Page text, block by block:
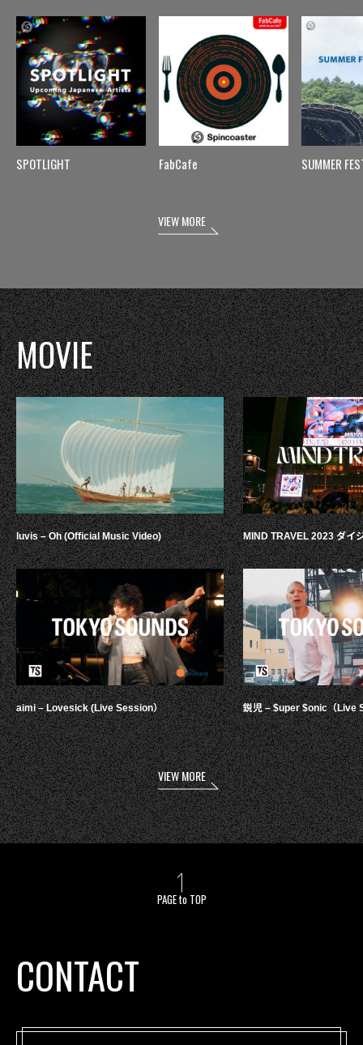
SPOTLIGHT FabCafe SUMMER
VIEW MORE
MOVIE
luvis – Oh (Official Music Video)
aimi – Lovesick (Live Session）
MIND TRAVEL 2023 ダイ
鋭児 – $uper $onic（Live
VIEW MORE
PAGE to TOP
CONTACT